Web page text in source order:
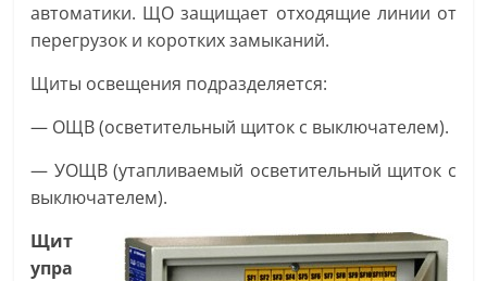
автоматики. ЩО защищает отходящие линии от
перегрузок и коротких замыканий.
Щиты освещения подразделяется:
— ОЩВ (осветительный щиток с выключателем).
— УОЩВ (утапливаемый осветительный щиток с
выключателем).
Щит
упра